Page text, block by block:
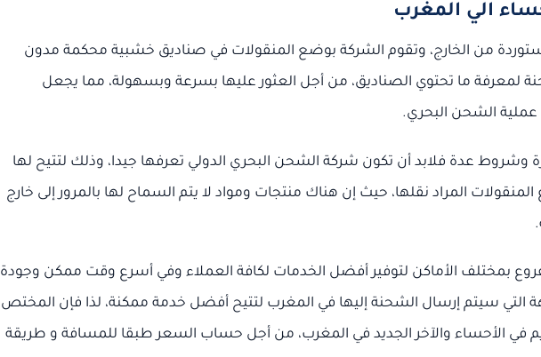
الي المغرب
من الخارج، وتقوم الشركة بوضع المنقولات في صناديق خشبية محكمة مدون
لمعرفة ما تحتوي الصناديق، من أجل العثور عليها بسرعة وبسهولة، مما يجعل
الشحن البحري.
وشروط عدة فلابد أن تكون شركة الشحن البحري الدولي تعرفها جيدا، وذلك لتتيح لها
المراد نقلها، حيث إن هناك منتجات ومواد لا يتم السماح لها بالمرور إلى خارج
بمختلف الأماكن لتوفير أفضل الخدمات لكافة العملاء وفي أسرع وقت ممكن وجودة
سيتم إرسال الشحنة إليها في المغرب لتتيح أفضل خدمة ممكنة، لذا فإن المختص
في الأحساء والآخر الجديد في المغرب، من أجل حساب السعر طبقا للمسافة و طريقة